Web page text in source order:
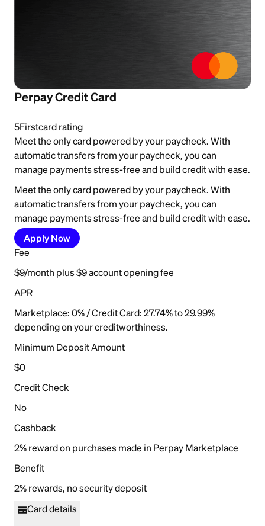
Perpay Credit Card
5Firstcard rating
Meet the only card powered by your paycheck. With
automatic transfers from your paycheck, you can
manage payments stress-free and build credit with ease.
Meet the only card powered by your paycheck. With
automatic transfers from your paycheck, you can
manage payments stress-free and build credit with ease.
Apply Now
Fee
$9/month plus $9 account opening fee
APR
Marketplace: 0% / Credit Card: 27.74% to 29.99%
depending on your creditworthiness.
Minimum Deposit Amount
$0
Credit Check
No
Cashback
2% reward on purchases made in Perpay Marketplace
Benefit
2% rewards, no security deposit
Card details